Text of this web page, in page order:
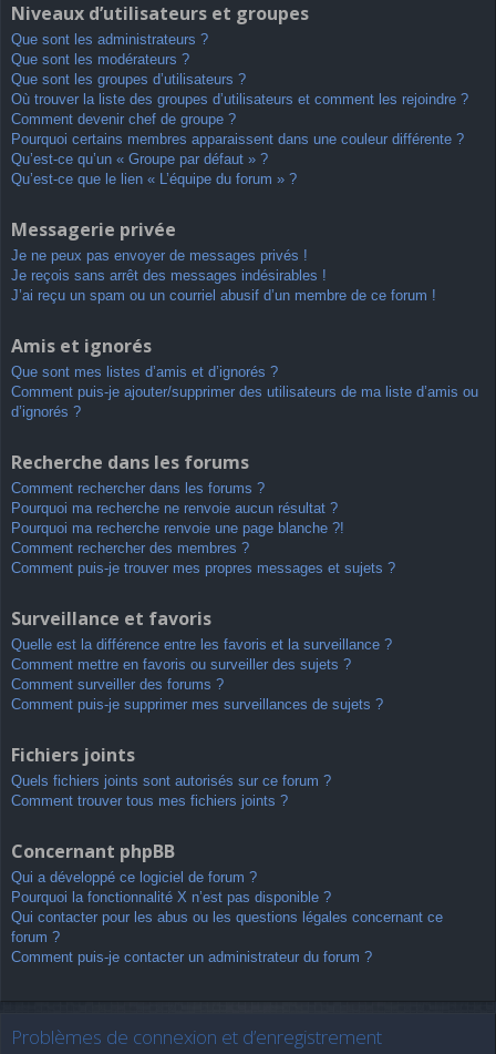
Niveaux d’utilisateurs et groupes
Que sont les administrateurs ?
Que sont les modérateurs ?
Que sont les groupes d’utilisateurs ?
Où trouver la liste des groupes d’utilisateurs et comment les rejoindre ?
Comment devenir chef de groupe ?
Pourquoi certains membres apparaissent dans une couleur différente ?
Qu’est-ce qu’un « Groupe par défaut » ?
Qu’est-ce que le lien « L’équipe du forum » ?
Messagerie privée
Je ne peux pas envoyer de messages privés !
Je reçois sans arrêt des messages indésirables !
J’ai reçu un spam ou un courriel abusif d’un membre de ce forum !
Amis et ignorés
Que sont mes listes d’amis et d’ignorés ?
Comment puis-je ajouter/supprimer des utilisateurs de ma liste d’amis ou
d’ignorés ?
Recherche dans les forums
Comment rechercher dans les forums ?
Pourquoi ma recherche ne renvoie aucun résultat ?
Pourquoi ma recherche renvoie une page blanche ?!
Comment rechercher des membres ?
Comment puis-je trouver mes propres messages et sujets ?
Surveillance et favoris
Quelle est la différence entre les favoris et la surveillance ?
Comment mettre en favoris ou surveiller des sujets ?
Comment surveiller des forums ?
Comment puis-je supprimer mes surveillances de sujets ?
Fichiers joints
Quels fichiers joints sont autorisés sur ce forum ?
Comment trouver tous mes fichiers joints ?
Concernant phpBB
Qui a développé ce logiciel de forum ?
Pourquoi la fonctionnalité X n’est pas disponible ?
Qui contacter pour les abus ou les questions légales concernant ce
forum ?
Comment puis-je contacter un administrateur du forum ?
Problèmes de connexion et d’enregistrement